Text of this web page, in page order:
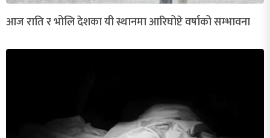
आज राति र भोलि देशका यी स्थानमा आरिघोप्टे वर्षाको सम्भावना